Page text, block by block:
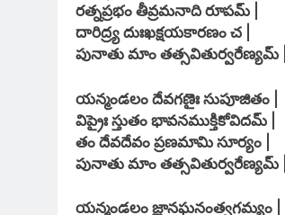
రత్నప్రభం తీవ్రమనాది రూపమ్ |
దారిద్ర్య దుఃఖక్షయకారణం చ |
పునాతు మాం తత్సవితుర్వరేణ్యమ్ ||
యన్మండలం దేవగణైః సుపూజితం |
విప్రైః స్తుతం భావనముక్తికోవిదమ్ |
తం దేవదేవం ప్రణమామి సూర్యం |
పునాతు మాం తత్సవితుర్వరేణ్యమ్ ||
యన్మండలం జ్ఞానఘనంత్వగమ్యం |